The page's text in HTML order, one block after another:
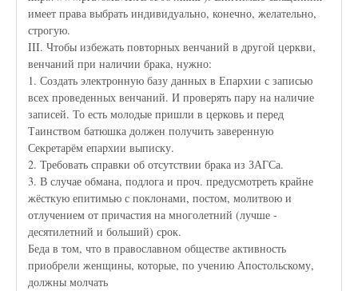
имеет права выбрать индивидуально, конечно, желательно,
строгую.
III. Чтобы избежать повторных венчаний в другой церкви,
венчаний при наличии брака, нужно:
1. Создать электронную базу данных в Епархии с записью
всех проведенных венчаний. И проверять пару на наличие
записей. То есть молодые пришли в церковь и перед
Таинством батюшка должен получить заверенную
Секретарём епархии выписку.
2. Требовать справки об отсутствии брака из ЗАГСа.
3. В случае обмана, подлога и проч. предусмотреть крайне
жёсткую епитимью с поклонами, постом, молитвою и
отлучением от причастия на многолетний (лучше -
десятилетний и больший) срок.
Беда в том, что в православном обществе активность
приобрели женщины, которые, по учению Апостольскому,
должны молчать